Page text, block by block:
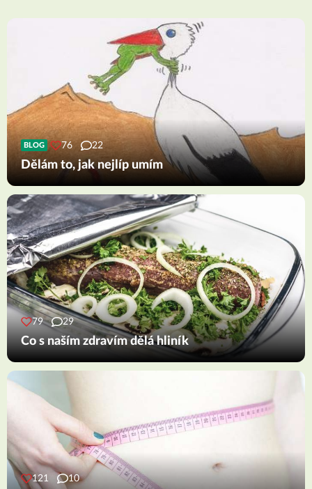
BLOG 76 22
Dělám to, jak nejlíp umím
79 29
Co s naším zdravím dělá hliník
121 10